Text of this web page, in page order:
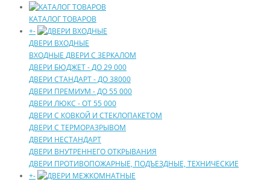
КАТАЛОГ ТОВАРОВ
+-
ДВЕРИ ВХОДНЫЕ
ВХОДНЫЕ ДВЕРИ С ЗЕРКАЛОМ
ДВЕРИ БЮДЖEТ - ДО 29 000
ДВЕРИ СТAНДAРТ - ДО 38000
ДВЕРИ ПРEМИУМ - ДО 55 000
ДВЕРИ ЛЮКС - ОТ 55 000
ДВЕРИ С КOВКОЙ И СТЕКЛОПАКЕТОМ
ДВЕРИ С ТЕРМОРАЗРЫВОМ
ДВЕРИ НECТAНДAРТ
ДВЕРИ ВНУТРЕННЕГО ОТКРЫВАНИЯ
ДВЕРИ ПРОТИВОПОЖАРНЫЕ, ПОДЪЕЗДНЫЕ, ТЕХНИЧЕСКИЕ
+-